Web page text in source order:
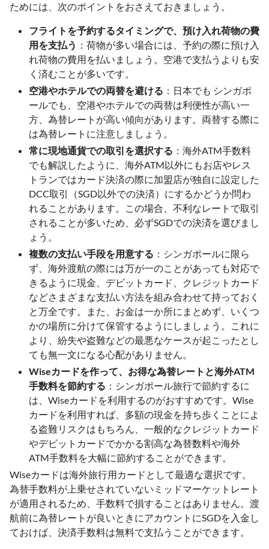
ためには、次のポイントをおさえておきましょう。
フライトを予約するタイミングで、預け入れ荷物の費
用を支払う ：荷物が多い場合には、予約の際に預け入
れ荷物の費用を払いましょう。空港で支払うよりも安
く済むことが多いです。
空港やホテルでの両替を避ける ：日本でも シンガポ
ールでも、空港やホテルでの両替は利便性が高い一
方、為替レートが高い傾向があります。両替する際に
は為替レートに注意しましょう。
常に現地通貨での取引を選択する ：海外ATM手数料
でも解説したように、海外ATM以外にもお店やレス
トランではカード決済の際に加盟店が独自に設定した
DCC取引（SGD以外での決済）にするかどうか問わ
れることがあります。この場合、不利なレートで取引
されることが多いため、必ずSGDでの決済を選びまし
ょう。
複数の支払い手段を用意する ：シンガポールに限ら
ず、海外渡航の際には万が一のことがあっても対応で
きるように現金、デビットカード、クレジットカード
などさまざまな支払い方法を組み合わせて持っておく
と万全です。また、お金は一か所にまとめず、いくつ
かの場所に分けて保管するようにしましょう。これに
より、紛失や盗難などの最悪なケースが起こったとし
ても無一文になる心配がありません。
Wiseカードを作って、お得な為替レートと海外ATM
手数料を節約する ：シンガポール旅行で節約するに
は、Wiseカードを利用するのがおすすめです。Wise
カードを利用すれば、多額の現金を持ち歩くことによ
る盗難リスクはもちろん、一般的なクレジットカード
やデビットカードでかかる割高な為替数料や海外
ATM手数料を大幅に節約することができます。
Wiseカードは海外旅行用カードとして最適な選択です。
為替手数料が上乗せされていないミッドマーケットレート
が適用されるため、手数料で損することはありません。渡
航前に為替レートが良いときにアカウントにSGDを入金し
ておけば、決済手数料は無料で支払うことができます。